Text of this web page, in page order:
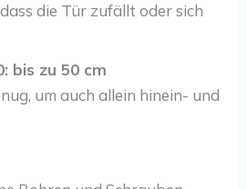
die Tür zufällt oder sich
bis zu 50 cm
um auch allein hinein- und